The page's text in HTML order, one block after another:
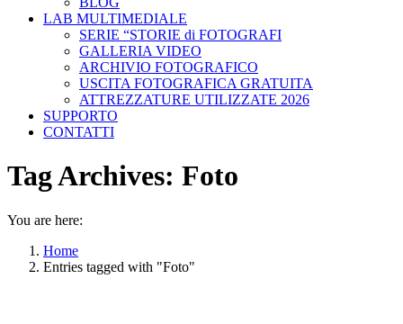
LAB MULTIMEDIALE
SERIE “STORIE di FOTOGRAFI
GALLERIA VIDEO
ARCHIVIO FOTOGRAFICO
USCITA FOTOGRAFICA GRATUITA
ATTREZZATURE UTILIZZATE 2026
SUPPORTO
CONTATTI
Tag Archives: Foto
You are here:
Home
Entries tagged with "Foto"